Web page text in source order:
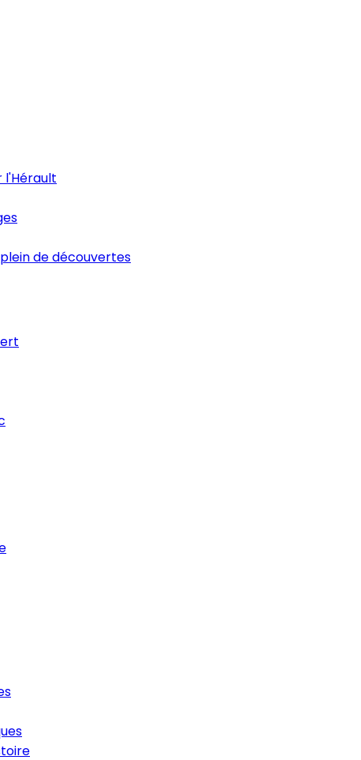
l'Hérault
de découvertes